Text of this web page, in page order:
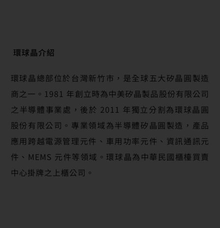
環球晶介紹
環球晶總部位於台灣新竹市，是全球五大矽晶圓製造
商之一。1981 年創立時為中美矽晶製品股份有限公司
之半導體事業處，後於 2011 年獨立分割為環球晶圓
股份有限公司。專業領域為半導體矽晶圓製造，產品
應用跨越電源管理元件、車用功率元件、資訊通訊元
件、MEMS 元件等領域。環球晶為中華民國櫃檯買賣
中心掛牌之上櫃公司。